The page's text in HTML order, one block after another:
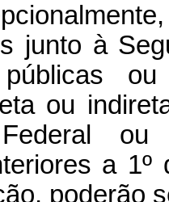
junto à
ou
ou
a
poderão